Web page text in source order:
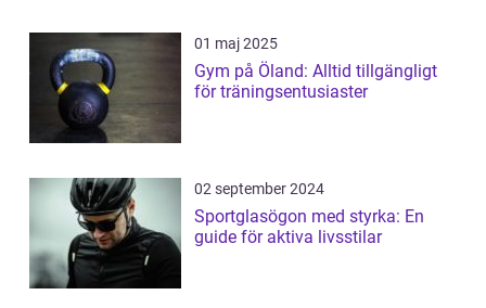
01 maj 2025
Gym på Öland: Alltid tillgängligt
för träningsentusiaster
02 september 2024
Sportglasögon med styrka: En
guide för aktiva livsstilar